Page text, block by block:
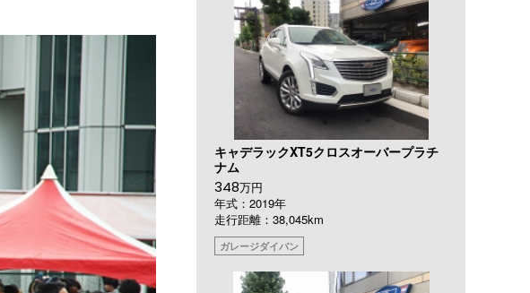
キャデラックXT5クロスオーバープラチ
ナム
348万円
年式：2019年
走行距離：38,045km
ガレージダイバン